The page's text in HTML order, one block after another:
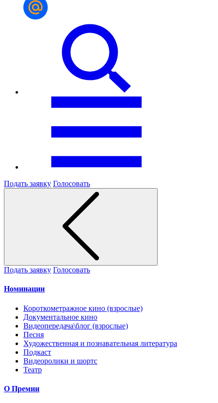
Подать заявку Голосовать
Подать заявку Голосовать
Номинации
Короткометражное кино (взрослые)
Документальное кино
Видеопередача\блог (взрослые)
Песня
Художественная и познавательная литература
Подкаст
Видеоролики и шортс
Театр
О Премии